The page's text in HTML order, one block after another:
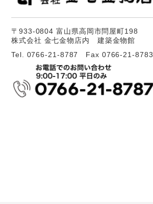
〒933-0804 富山県高岡市問屋町198
株式会社 金七金物店内 建築金物館
Tel. 0766-21-8787 Fax 0766-21-8783